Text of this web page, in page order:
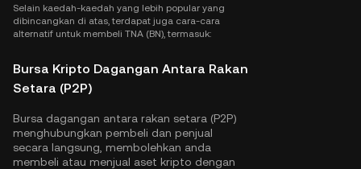
Selain kaedah-kaedah yang lebih popular yang
dibincangkan di atas, terdapat juga cara-cara
alternatif untuk membeli TNA (BN), termasuk:
Bursa Kripto Dagangan Antara Rakan
Setara (P2P)
Bursa dagangan antara rakan setara (P2P)
menghubungkan pembeli dan penjual
secara langsung, membolehkan anda
membeli atau menjual aset kripto dengan